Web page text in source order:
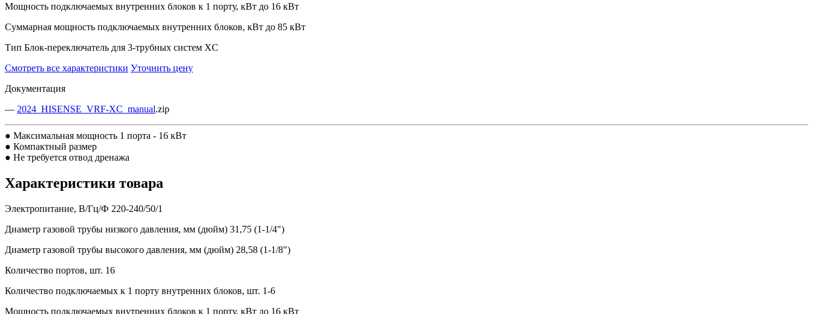
Мощность подключаемых внутренних блоков к 1 порту, кВт до 16 кВт
Суммарная мощность подключаемых внутренних блоков, кВт до 85 кВт
Тип Блок-переключатель для 3-трубных систем XC
Смотреть все характеристики Уточнить цену
Документация
— 2024_HISENSE_VRF-XC_manual.zip
● Максимальная мощность 1 порта - 16 кВт
● Компактный размер
● Не требуется отвод дренажа
Характеристики товара
Электропитание, В/Гц/Ф 220-240/50/1
Диаметр газовой трубы низкого давления, мм (дюйм) 31,75 (1-1/4")
Диаметр газовой трубы высокого давления, мм (дюйм) 28,58 (1-1/8")
Количество портов, шт. 16
Количество подключаемых к 1 порту внутренних блоков, шт. 1-6
Мощность подключаемых внутренних блоков к 1 порту, кВт до 16 кВт